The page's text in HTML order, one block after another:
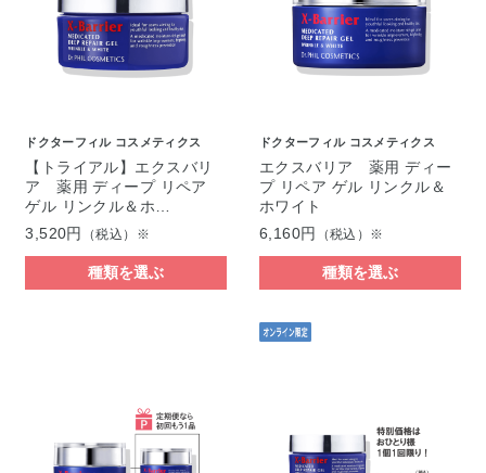
ドクターフィル コスメティクス
【トライアル】エクスバリ
ア 薬用 ディープ リペア
ゲル リンクル＆ホ…
3,520円
（税込）※
種類を選ぶ
ドクターフィル コスメティクス
エクスバリア 薬用 ディー
プ リペア ゲル リンクル＆
ホワイト
6,160円
（税込）※
種類を選ぶ